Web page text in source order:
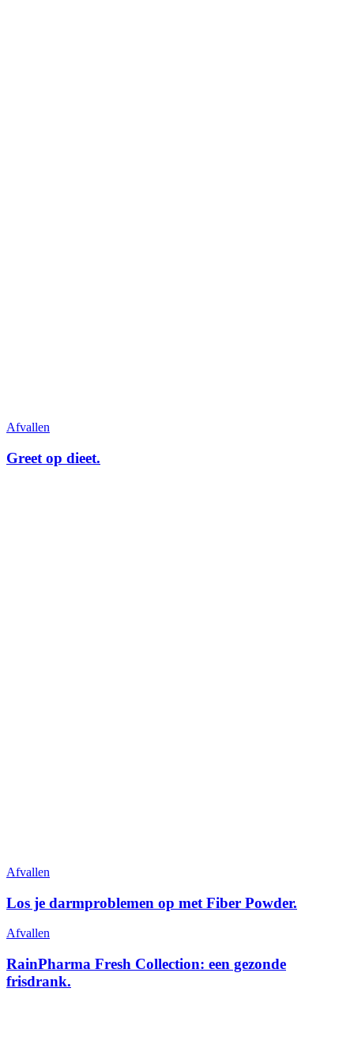
Afvallen
Greet op dieet.
Afvallen
Los je darmproblemen op met Fiber Powder.
Afvallen
RainPharma Fresh Collection: een gezonde
frisdrank.